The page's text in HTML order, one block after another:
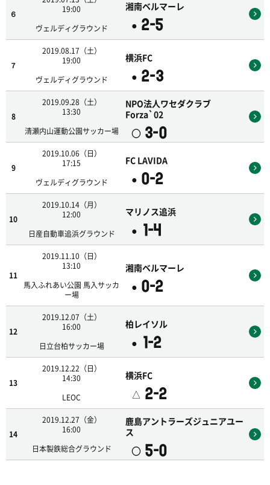
６
19:00
ヴェルディグラウンド
湘南ベルマーレ
● 2-5
７
2019.08.17（土）
19:00
ヴェルディグラウンド
横浜FC
● 2-3
8
2019.09.28（土）
13:30
清瀬内山運動公園サッカー場
NPO法人ワセダクラブ
Forza`02
〇 3-0
9
2019.10.06（日）
17:15
ヴェルディグラウンド
FC LAVIDA
● 0-2
10
2019.10.14（月）
12:00
日産自動車追浜グラウンド
マリノス追浜
● 1-4
11
2019.11.10（日）
13:10
馬入ふれあい公園 馬入サッカ
ー場
湘南ベルマーレ
● 0-2
12
2019.12.07（土）
16:00
日立台柏サッカー場
柏レイソル
● 1-2
13
2019.12.22（日）
14:30
LEOC
横浜FC
△ 2-2
14
2019.12.27（金）
16:00
日本製鉄総合グラウンド
鹿島アントラーズジュニアユー
ス
〇 5-0